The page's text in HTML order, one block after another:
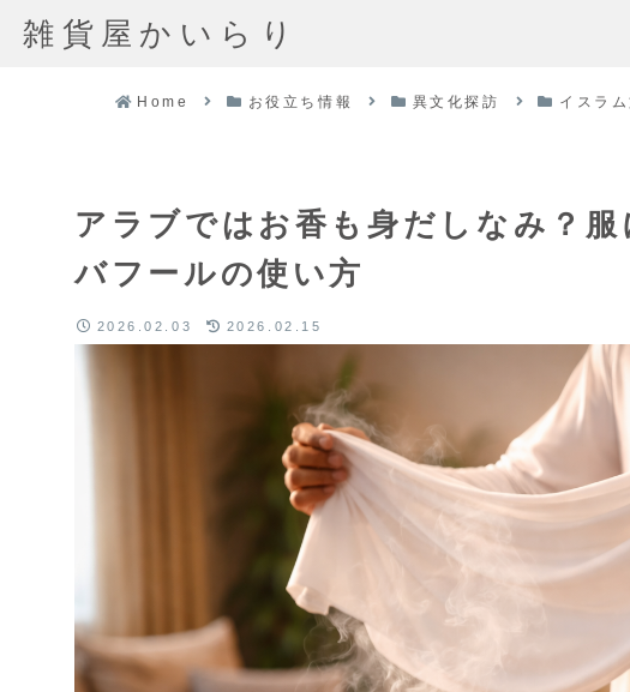
雑貨屋かいらり
Home お役立ち情報 異文化探訪 イスラ
アラブではお香も身だしなみ？服
バフールの使い方
2026.02.03 2026.02.15